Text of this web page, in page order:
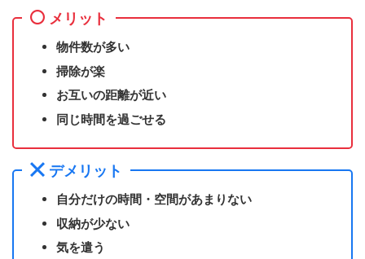
メリット
物件数が多い
掃除が楽
お互いの距離が近い
同じ時間を過ごせる
デメリット
自分だけの時間・空間があまりない
収納が少ない
気を遣う